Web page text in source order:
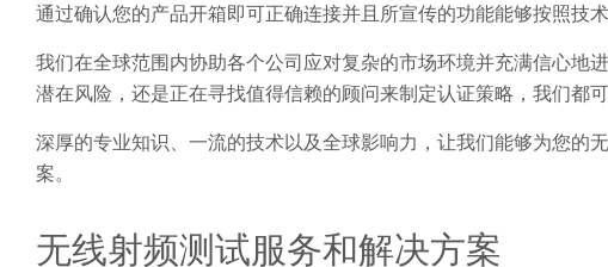
通过确认您的产品开箱即可正确连接并且所宣传的功能能够按照技
我们在全球范围内协助各个公司应对复杂的市场环境并充满信心地
潜在风险，还是正在寻找值得信赖的顾问来制定认证策略，我们都可
深厚的专业知识、一流的技术以及全球影响力，让我们能够为您的
案。
无线射频测试服务和解决方案